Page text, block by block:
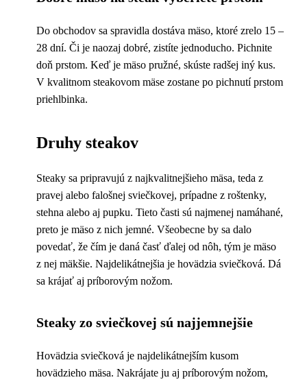
Do obchodov sa spravidla dostáva mäso, ktoré zrelo 15 –
28 dní. Či je naozaj dobré, zistíte jednoducho. Pichnite
doň prstom. Keď je mäso pružné, skúste radšej iný kus.
V kvalitnom steakovom mäse zostane po pichnutí prstom
priehlbinka.
Druhy steakov
Steaky sa pripravujú z najkvalitnejšieho mäsa, teda z
pravej alebo falošnej sviečkovej, prípadne z roštenky,
stehna alebo aj pupku. Tieto časti sú najmenej namáhané,
preto je mäso z nich jemné. Všeobecne by sa dalo
povedať, že čím je daná časť ďalej od nôh, tým je mäso
z nej mäkšie. Najdelikátnejšia je hovädzia sviečková. Dá
sa krájať aj príborovým nožom.
Steaky zo sviečkovej sú najjemnejšie
Hovädzia sviečková je najdelikátnejším kusom
hovädzieho mäsa. Nakrájate ju aj príborovým nožom,